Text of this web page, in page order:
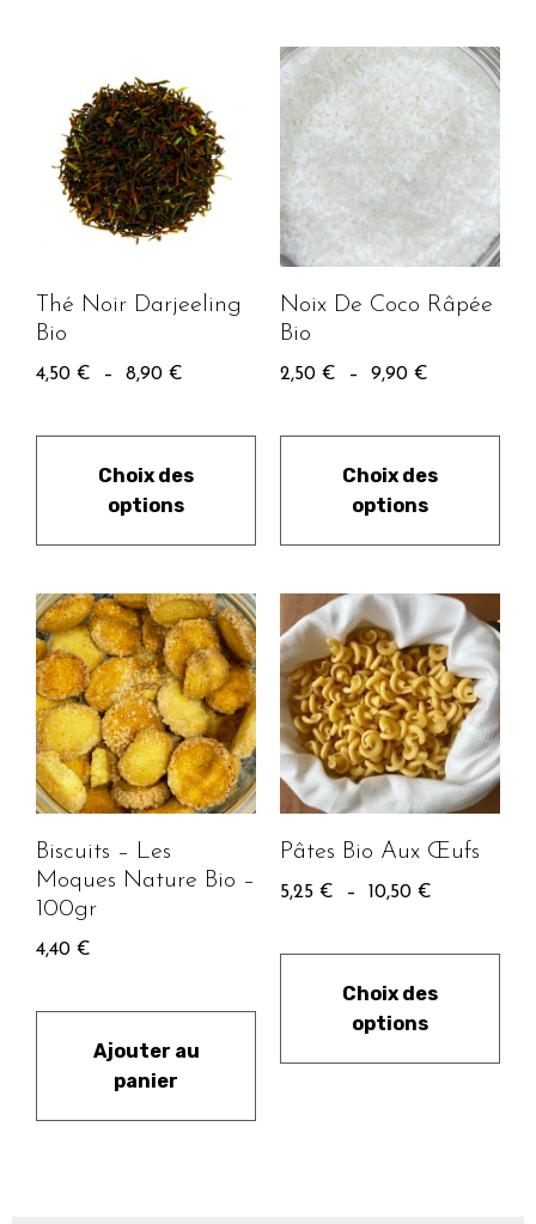
Thé Noir Darjeeling
Bio
4,50 € – 8,90 €
Choix des
options
Noix De Coco Râpée
Bio
2,50 € – 9,90 €
Choix des
options
Biscuits – Les
Moques Nature Bio –
100gr
4,40 €
Ajouter au
panier
Pâtes Bio Aux Œufs
5,25 € – 10,50 €
Choix des
options